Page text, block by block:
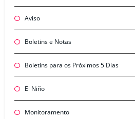
Aviso
Boletins e Notas
Boletins para os Próximos 5 Dias
El Niño
Monitoramento